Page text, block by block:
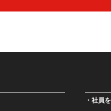
社員